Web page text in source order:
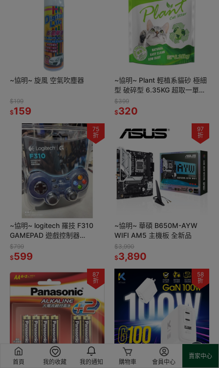
首頁 我的收藏 我的通知 購物車 會員中心
賣家中心
~協明~ 旋風 空氣吹塵器
$199
$159
~協明~ Plant 輕植系貓砂 極細
型 破碎型 6.35KG 超取一單一
包
$399
$320
75
折
~協明~ logitech 羅技 F310
GAMEPAD 遊戲控制器
STEAM BIG PICTURE 搖桿
$799
$599
97
折
~協明~ 華碩 B650M-AYW
WIFI AM5 主機板 全新品
$3,990
$3,890
87
折
58
折